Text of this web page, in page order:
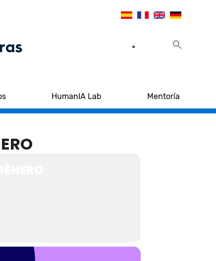
HumanIA Lab Mentoría